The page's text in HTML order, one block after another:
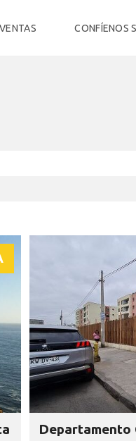
VENTAS CONFÍENOS
Departamento